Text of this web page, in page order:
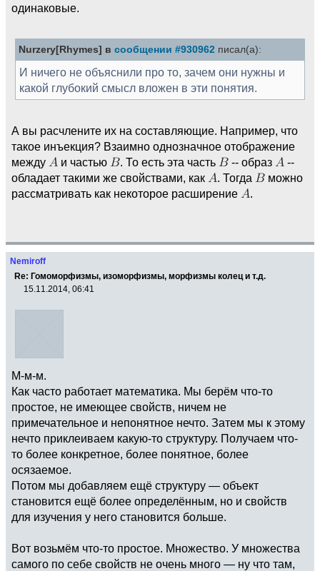
одинаковые.
Nurzery[Rhymes] в сообщении #930962 писал(а):
И ничего не объяснили про то, зачем они нужны и
какой глубокий смысл вложен в эти понятия.
А вы расчлените их на составляющие. Например, что
такое инъекция? Взаимно однозначное отображение
между
и частью . То есть эта часть -- образ
--
обладает такими же свойствами, как
. Тогда
можно
рассматривать как некоторое расширение
.
Nemiroff
Re: Гомоморфизмы, изоморфизмы, морфизмы колец и т.д.
15.11.2014, 06:41
М-м-м.
Как часто работает математика. Мы берём что-то
простое, не имеющее свойств, ничем не
примечательное и непонятное нечто. Затем мы к этому
нечто приклеиваем какую-то структуру. Получаем что-
то более конкретное, более понятное, более
осязаемое.
Потом мы добавляем ещё структуру — объект
становится ещё более определённым, но и свойств
для изучения у него становится больше.
Вот возьмём что-то простое. Множество. У множества
самого по себе свойств не очень много — ну что там,